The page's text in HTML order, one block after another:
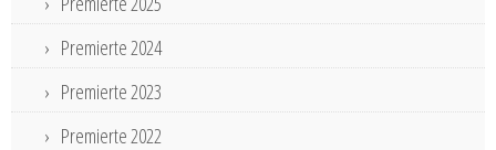
Premierte 2024
Premierte 2023
Premierte 2022